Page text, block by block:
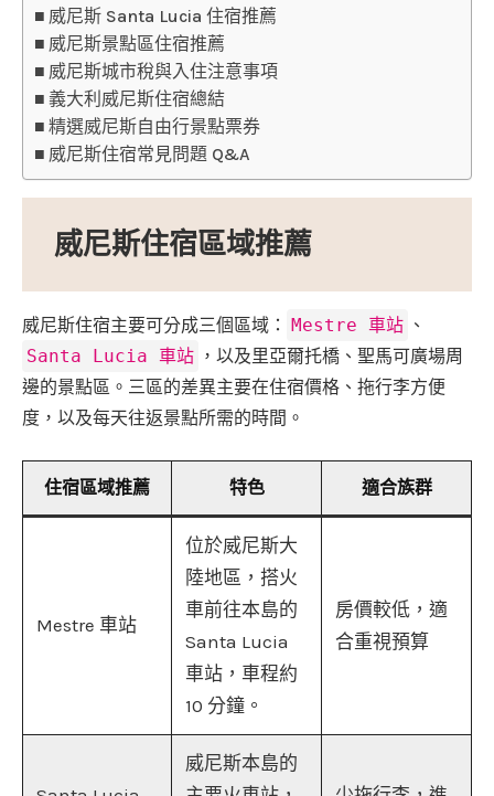
威尼斯 Santa Lucia 住宿推薦
威尼斯景點區住宿推薦
威尼斯城市稅與入住注意事項
義大利威尼斯住宿總結
精選威尼斯自由行景點票券
威尼斯住宿常見問題 Q&A
威尼斯住宿區域推薦
威尼斯住宿主要可分成三個區域： Mestre 車站 、
Santa Lucia 車站 ，以及里亞爾托橋、聖馬可廣場周
邊的景點區。三區的差異主要在住宿價格、拖行李方便
度，以及每天往返景點所需的時間。
住宿區域推薦 特色 適合族群
Mestre 車站
位於威尼斯大
陸地區，搭火
車前往本島的
Santa Lucia
車站，車程約
10 分鐘。
房價較低，適
合重視預算
威尼斯本島的